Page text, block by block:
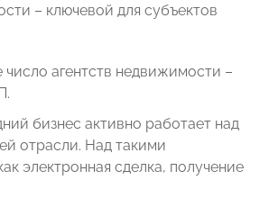
– ключевой для субъектов
агентств недвижимости –
бизнес активно работает над
отрасли. Над такими
электронная сделка, получение